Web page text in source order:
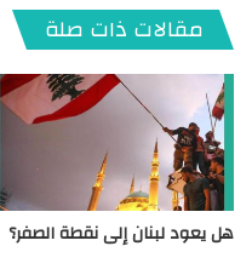
مقالات ذات صلة
هل يعود لبنان إلى نقطة الصفر؟